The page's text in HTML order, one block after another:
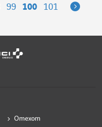
99 100 101 Next
Omexom